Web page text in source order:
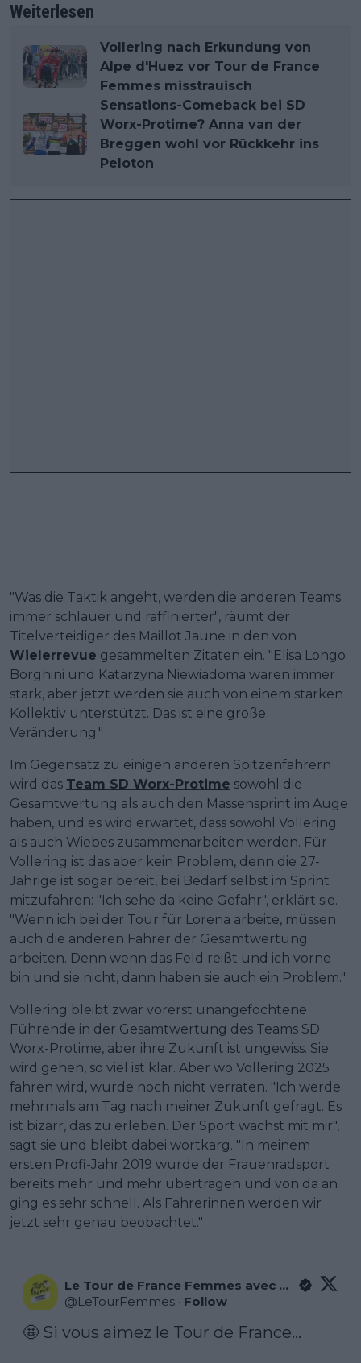
Weiterlesen
Vollering nach Erkundung von
Alpe d'Huez vor Tour de France
Femmes misstrauisch
Sensations-Comeback bei SD
Worx-Protime? Anna van der
Breggen wohl vor Rückkehr ins
Peloton
"Was die Taktik angeht, werden die anderen Teams
immer schlauer und raffinierter", räumt der
Titelverteidiger des Maillot Jaune in den von
Wielerrevue gesammelten Zitaten ein. "Elisa Longo
Borghini und Katarzyna Niewiadoma waren immer
stark, aber jetzt werden sie auch von einem starken
Kollektiv unterstützt. Das ist eine große
Veränderung."
Im Gegensatz zu einigen anderen Spitzenfahrern
wird das Team SD Worx-Protime sowohl die
Gesamtwertung als auch den Massensprint im Auge
haben, und es wird erwartet, dass sowohl Vollering
als auch Wiebes zusammenarbeiten werden. Für
Vollering ist das aber kein Problem, denn die 27-
Jährige ist sogar bereit, bei Bedarf selbst im Sprint
mitzufahren: "Ich sehe da keine Gefahr", erklärt sie.
"Wenn ich bei der Tour für Lorena arbeite, müssen
auch die anderen Fahrer der Gesamtwertung
arbeiten. Denn wenn das Feld reißt und ich vorne
bin und sie nicht, dann haben sie auch ein Problem."
Vollering bleibt zwar vorerst unangefochtene
Führende in der Gesamtwertung des Teams SD
Worx-Protime, aber ihre Zukunft ist ungewiss. Sie
wird gehen, so viel ist klar. Aber wo Vollering 2025
fahren wird, wurde noch nicht verraten. "Ich werde
mehrmals am Tag nach meiner Zukunft gefragt. Es
ist bizarr, das zu erleben. Der Sport wächst mit mir",
sagt sie und bleibt dabei wortkarg. "In meinem
ersten Profi-Jahr 2019 wurde der Frauenradsport
bereits mehr und mehr übertragen und von da an
ging es sehr schnell. Als Fahrerinnen werden wir
jetzt sehr genau beobachtet."
Le Tour de France Femmes avec Zwift
@LeTourFemmes · Follow
🤩 Si vous aimez le Tour de France...